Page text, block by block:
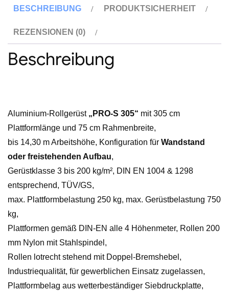
Profi-
DIN
1298
Menge
BESCHREIBUNG PRODUKTSICHERHEIT
REZENSIONEN (0)
Beschreibung
Aluminium-Rollgerüst „PRO-S 305“ mit 305 cm
Plattformlänge und 75 cm Rahmenbreite,
bis 14,30 m Arbeitshöhe, Konfiguration für Wandstand
oder freistehenden Aufbau,
Gerüstklasse 3 bis 200 kg/m², DIN EN 1004 & 1298
entsprechend, TÜV/GS,
max. Plattformbelastung 250 kg, max. Gerüstbelastung 750
kg,
Plattformen gemäß DIN-EN alle 4 Höhenmeter, Rollen 200
mm Nylon mit Stahlspindel,
Rollen lotrecht stehend mit Doppel-Bremshebel,
Industriequalität, für gewerblichen Einsatz zugelassen,
Plattformbelag aus wetterbeständiger Siebdruckplatte,